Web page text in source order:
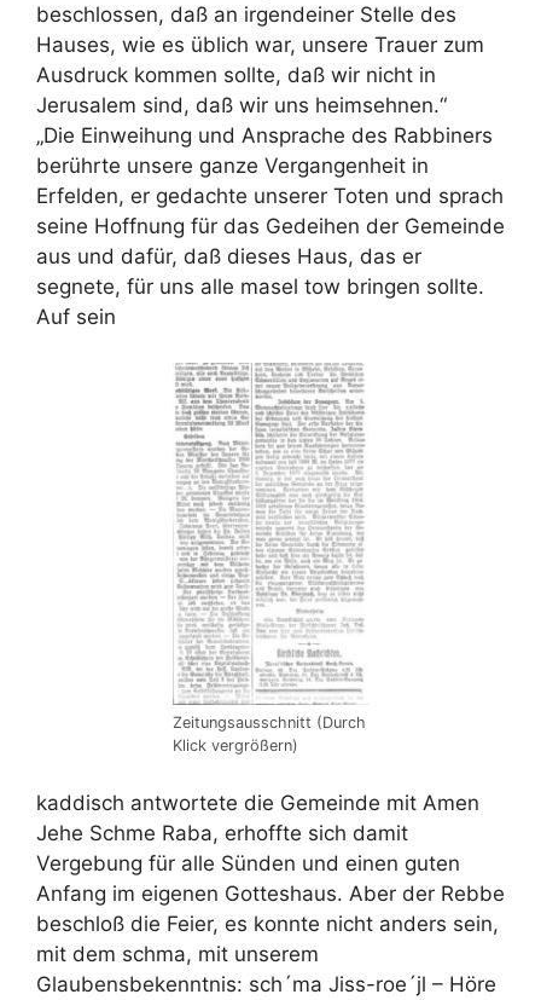
beschlossen, daß an irgendeiner Stelle des
Hauses, wie es üblich war, unsere Trauer zum
Ausdruck kommen sollte, daß wir nicht in
Jerusalem sind, daß wir uns heimsehnen.“
„Die Einweihung und Ansprache des Rabbiners
berührte unsere ganze Vergangenheit in
Erfelden, er gedachte unserer Toten und sprach
seine Hoffnung für das Gedeihen der Gemeinde
aus und dafür, daß dieses Haus, das er
segnete, für uns alle masel tow bringen sollte.
Auf sein
Zeitungsausschnitt (Durch
Klick vergrößern)
kaddisch antwortete die Gemeinde mit Amen
Jehe Schme Raba, erhoffte sich damit
Vergebung für alle Sünden und einen guten
Anfang im eigenen Gotteshaus. Aber der Rebbe
beschloß die Feier, es konnte nicht anders sein,
mit dem schma, mit unserem
Glaubensbekenntnis: sch´ma Jiss-roe´jl – Höre